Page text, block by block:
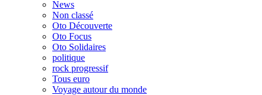
News
Non classé
Oto Découverte
Oto Focus
Oto Solidaires
politique
rock progressif
Tous euro
Voyage autour du monde